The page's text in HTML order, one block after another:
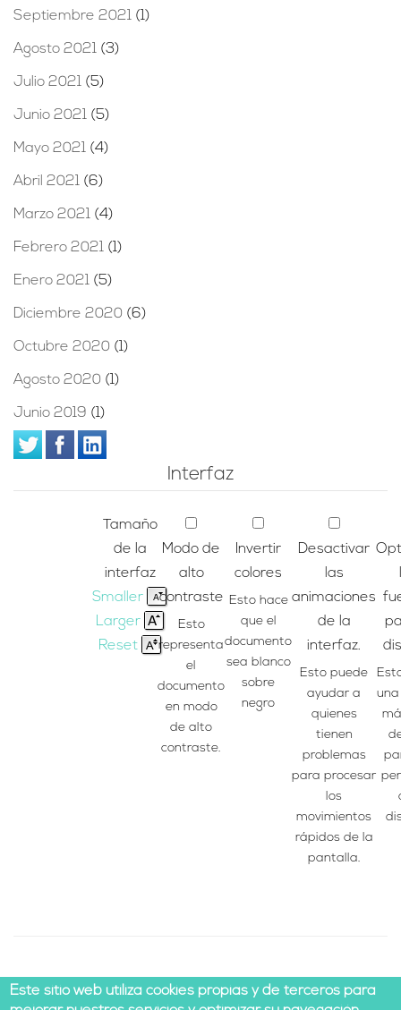
Septiembre 2021 (1)
Agosto 2021 (3)
Julio 2021 (5)
Junio 2021 (5)
Mayo 2021 (4)
Abril 2021 (6)
Marzo 2021 (4)
Febrero 2021 (1)
Enero 2021 (5)
Diciembre 2020 (6)
Octubre 2020 (1)
Agosto 2020 (1)
Junio 2019 (1)
Interfaz
Tamaño
de la
interfaz
Smaller
Larger
Reset
Modo de
alto
contraste
Esto
representa
el
documento
en modo
de alto
contraste.
Invertir
colores
Esto hace
que el
documento
sea blanco
sobre
negro
Desactivar
las
animaciones
de la
interfaz.
Esto puede
ayudar a
quienes
tienen
problemas
para procesar
los
movimientos
rápidos de la
pantalla.
Este sitio web utiliza cookies propias y de terceros para